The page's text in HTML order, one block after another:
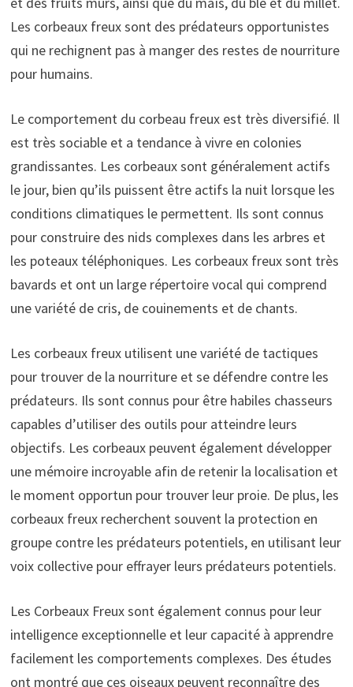
Les corbeaux freux sont des prédateurs opportunistes
qui ne rechignent pas à manger des restes de nourriture
pour humains.
Le comportement du corbeau freux est très diversifié. Il
est très sociable et a tendance à vivre en colonies
grandissantes. Les corbeaux sont généralement actifs
le jour, bien qu’ils puissent être actifs la nuit lorsque les
conditions climatiques le permettent. Ils sont connus
pour construire des nids complexes dans les arbres et
les poteaux téléphoniques. Les corbeaux freux sont très
bavards et ont un large répertoire vocal qui comprend
une variété de cris, de couinements et de chants.
Les corbeaux freux utilisent une variété de tactiques
pour trouver de la nourriture et se défendre contre les
prédateurs. Ils sont connus pour être habiles chasseurs
capables d’utiliser des outils pour atteindre leurs
objectifs. Les corbeaux peuvent également développer
une mémoire incroyable afin de retenir la localisation et
le moment opportun pour trouver leur proie. De plus, les
corbeaux freux recherchent souvent la protection en
groupe contre les prédateurs potentiels, en utilisant leur
voix collective pour effrayer leurs prédateurs potentiels.
Les Corbeaux Freux sont également connus pour leur
intelligence exceptionnelle et leur capacité à apprendre
facilement les comportements complexes. Des études
ont montré que ces oiseaux peuvent reconnaître des